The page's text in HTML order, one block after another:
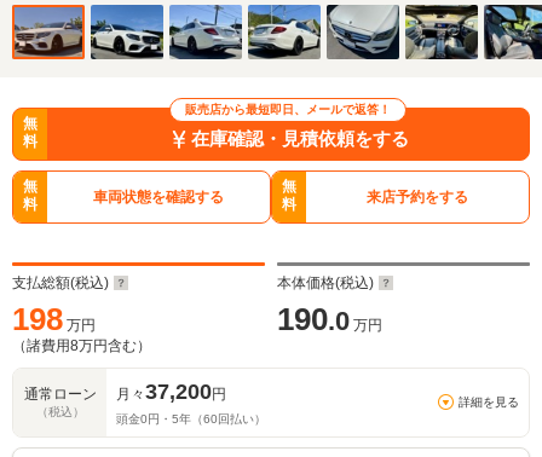
販売店から最短即日、メールで返答！
無
料
在庫確認・見積依頼をする
無
料
車両状態を確認する
無
料
来店予約をする
支払総額(税込)
198 万円
（諸費用8万円含む）
本体価格(税込)
190.0 万円
通常ローン
（税込）
月々37,200円
頭金0円・ 5年（60 回払い）
詳細を見る